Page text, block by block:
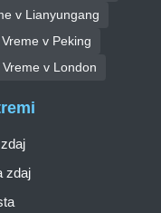
v Lianyungang
v Peking
v London
zdaj